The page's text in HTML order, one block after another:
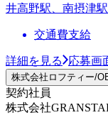
井高野駅、南摂津
交通費支給
詳細を見る 応募画
株式会社ロフティー/
契約社員
株式会社